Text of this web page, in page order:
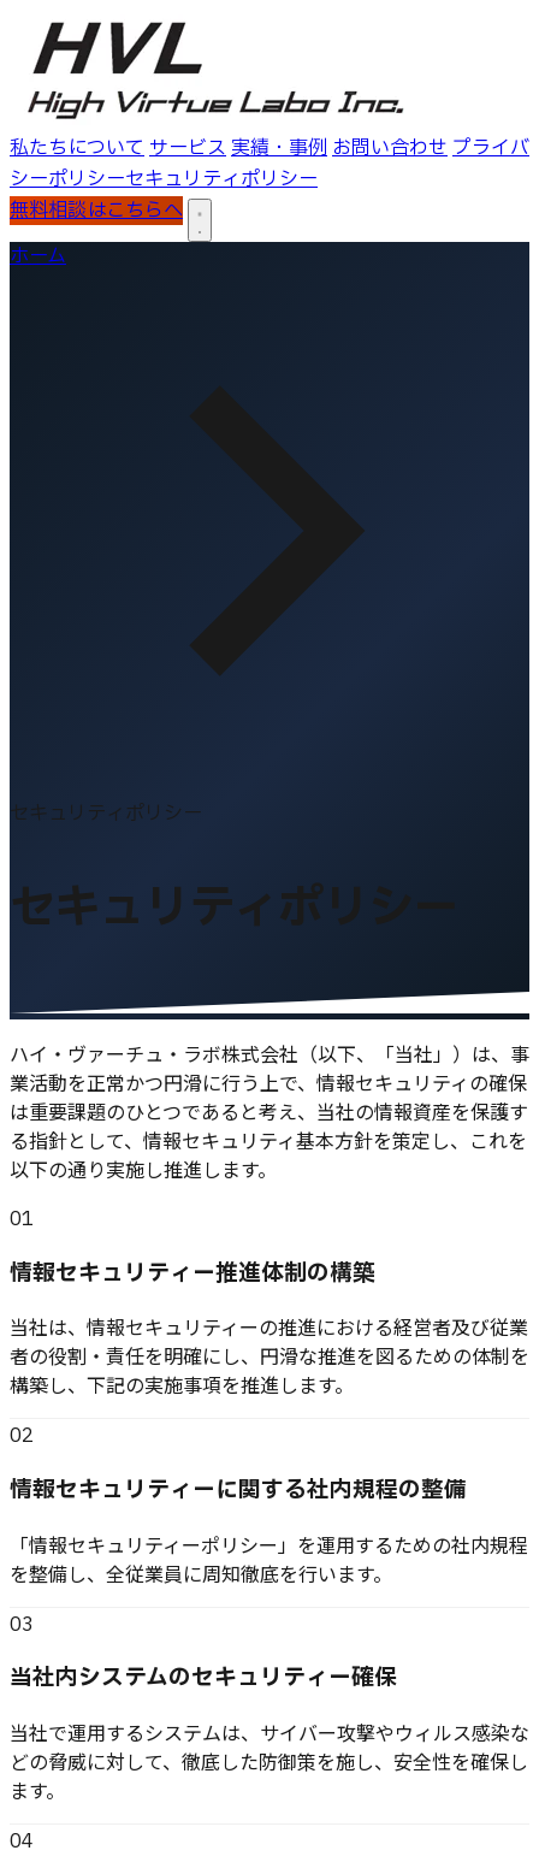
私たちについてサービス実績・事例お問い合わせプライバ
シーポリシーセキュリティポリシー
無料相談はこちらへ
ホーム
セキュリティポリシー
セキュリティポリシー
ハイ・ヴァーチュ・ラボ株式会社（以下、「当社」）は、事
業活動を正常かつ円滑に行う上で、情報セキュリティの確保
は重要課題のひとつであると考え、当社の情報資産を保護す
る指針として、情報セキュリティ基本方針を策定し、これを
以下の通り実施し推進します。
01
情報セキュリティー推進体制の構築
当社は、情報セキュリティーの推進における経営者及び従業
者の役割・責任を明確にし、円滑な推進を図るための体制を
構築し、下記の実施事項を推進します。
02
情報セキュリティーに関する社内規程の整備
「情報セキュリティーポリシー」を運用するための社内規程
を整備し、全従業員に周知徹底を行います。
03
当社内システムのセキュリティー確保
当社で運用するシステムは、サイバー攻撃やウィルス感染な
どの脅威に対して、徹底した防御策を施し、安全性を確保し
ます。
04